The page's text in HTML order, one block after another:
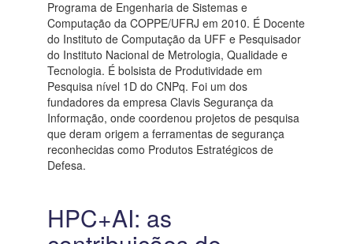
Programa de Engenharia de Sistemas e
Computação da COPPE/UFRJ em 2010. É Docente
do Instituto de Computação da UFF e Pesquisador
do Instituto Nacional de Metrologia, Qualidade e
Tecnologia. É bolsista de Produtividade em
Pesquisa nível 1D do CNPq. Foi um dos
fundadores da empresa Clavis Segurança da
Informação, onde coordenou projetos de pesquisa
que deram origem a ferramentas de segurança
reconhecidas como Produtos Estratégicos de
Defesa.
HPC+AI: as